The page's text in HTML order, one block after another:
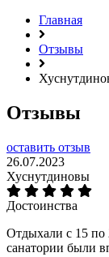
Главная
Отзывы
Отзывы
оставить отзыв
26.07.2023
Хуснутдиновы
Достоинства
Отдыхали с 15
санатории были